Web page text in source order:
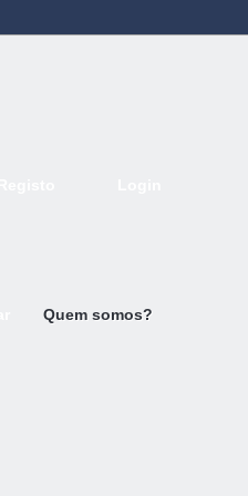
Quem somos?